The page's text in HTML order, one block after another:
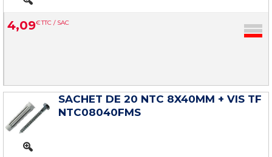
4,09€TTC / SAC
SACHET DE 20 NTC 8X40MM + VIS TF
NTC08040FMS